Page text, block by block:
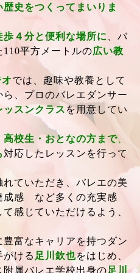
史をつくってまいりま
歩４分と便利な場所に
、バ
平方メートルの広い教
では、趣味や教養として
、プロのバレエダンサー
ッスンクラス を用意してい
校生・おとなの方まで
対応したレッスンを行って
ていただき、バレエの美
成感 など多くの充実感
感じていただけるよう、
富なキャリアを持つダン
ける 足川欽也をはじめ、
属バレエ学校出身の足川